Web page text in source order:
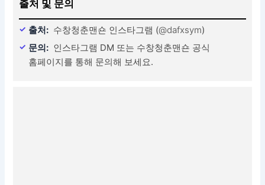
출처 및 문의
출처: 수창청춘맨숀 인스타그램 (@dafxsym)
문의: 인스타그램 DM 또는 수창청춘맨숀 공식
홈페이지를 통해 문의해 보세요.